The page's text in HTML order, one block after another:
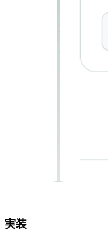
実装